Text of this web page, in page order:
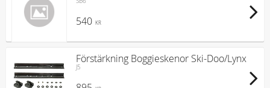
540 KR
Förstärkning Boggieskenor Ski-Doo/Lynx
J5